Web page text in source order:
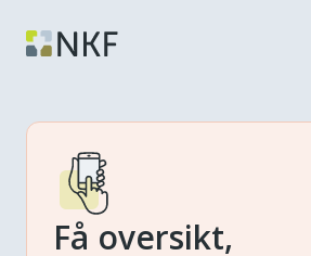
Få oversikt,